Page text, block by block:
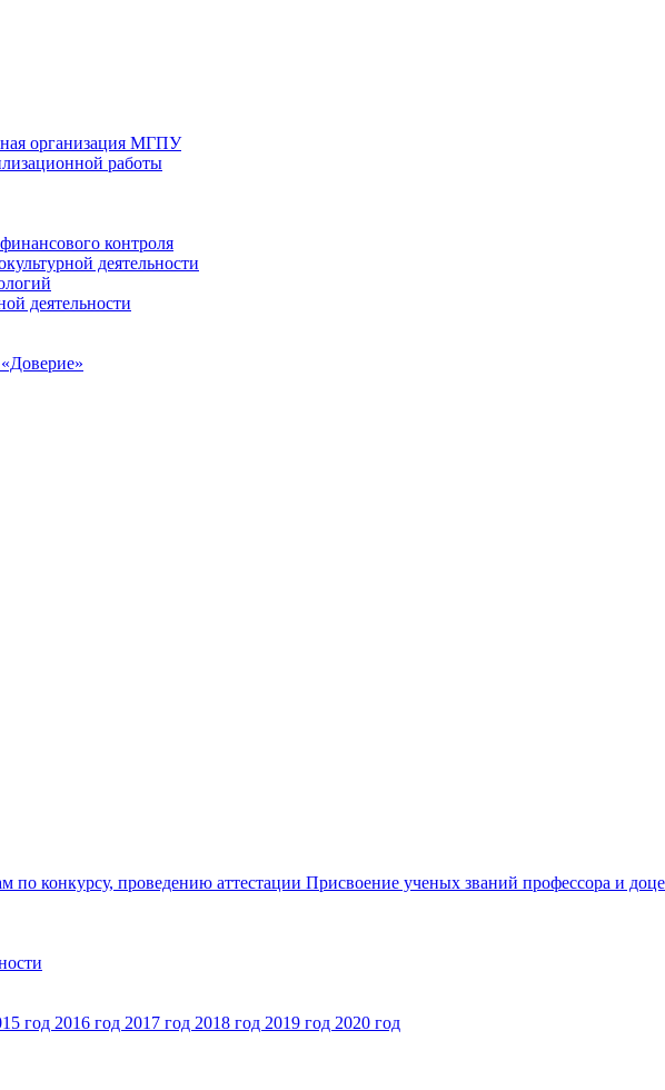
организация МГПУ
работы
контроля
деятельности
деятельности
конкурсу, проведению аттестации Присвоение ученых званий профессора и
год 2016 год 2017 год 2018 год 2019 год 2020 год